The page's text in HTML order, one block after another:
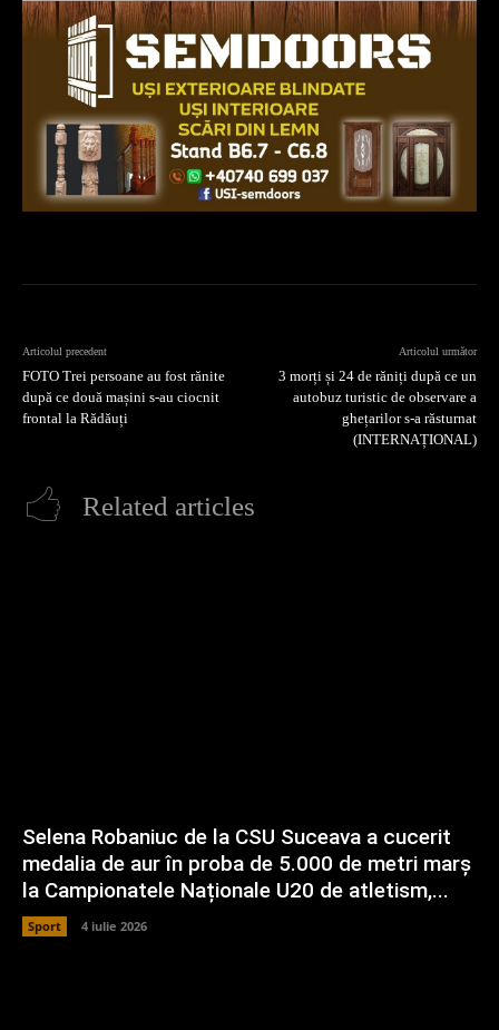
Articolul precedent
FOTO Trei persoane au fost rănite
după ce două mașini s-au ciocnit
frontal la Rădăuți
Articolul următor
3 morți și 24 de răniți după ce un
autobuz turistic de observare a
ghețarilor s-a răsturnat
(INTERNAȚIONAL)
Related articles
Selena Robaniuc de la CSU Suceava a cucerit
medalia de aur în proba de 5.000 de metri marș
la Campionatele Naționale U20 de atletism,...
Sport 4 iulie 2026